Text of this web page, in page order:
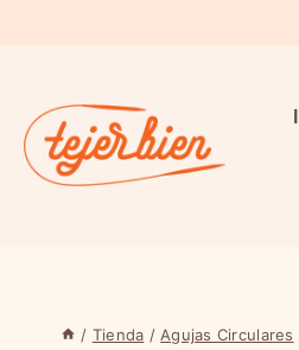
/ Tienda / Agujas Circulares